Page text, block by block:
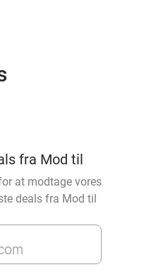
fra Mod til
at modtage vores
deals fra Mod til